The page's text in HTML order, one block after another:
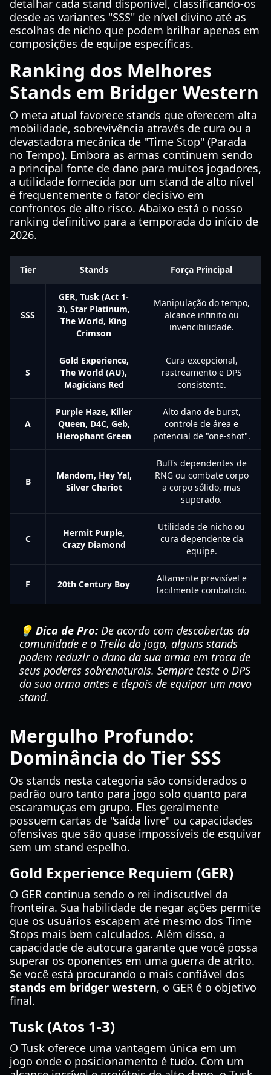
detalhar cada stand disponível, classificando-os
desde as variantes "SSS" de nível divino até as
escolhas de nicho que podem brilhar apenas em
composições de equipe específicas.
Ranking dos Melhores
Stands em Bridger Western
O meta atual favorece stands que oferecem alta
mobilidade, sobrevivência através de cura ou a
devastadora mecânica de "Time Stop" (Parada
no Tempo). Embora as armas continuem sendo
a principal fonte de dano para muitos jogadores,
a utilidade fornecida por um stand de alto nível
é frequentemente o fator decisivo em
confrontos de alto risco. Abaixo está o nosso
ranking definitivo para a temporada do início de
2026.
Tier Stands Força Principal
SSS
GER, Tusk (Act 1-
3), Star Platinum,
The World, King
Crimson
Manipulação do tempo,
alcance infinito ou
invencibilidade.
S
Gold Experience,
The World (AU),
Magicians Red
Cura excepcional,
rastreamento e DPS
consistente.
A
Purple Haze, Killer
Queen, D4C, Geb,
Hierophant Green
Alto dano de burst,
controle de área e
potencial de "one-shot".
B
Mandom, Hey Ya!,
Silver Chariot
Buffs dependentes de
RNG ou combate corpo
a corpo sólido, mas
superado.
C
Hermit Purple,
Crazy Diamond
Utilidade de nicho ou
cura dependente da
equipe.
F 20th Century Boy
Altamente previsível e
facilmente combatido.
💡 Dica de Pro: De acordo com descobertas da
comunidade e o Trello do jogo, alguns stands
podem reduzir o dano da sua arma em troca de
seus poderes sobrenaturais. Sempre teste o DPS
da sua arma antes e depois de equipar um novo
stand.
Mergulho Profundo:
Dominância do Tier SSS
Os stands nesta categoria são considerados o
padrão ouro tanto para jogo solo quanto para
escaramuças em grupo. Eles geralmente
possuem cartas de "saída livre" ou capacidades
ofensivas que são quase impossíveis de esquivar
sem um stand espelho.
Gold Experience Requiem (GER)
O GER continua sendo o rei indiscutível da
fronteira. Sua habilidade de negar ações permite
que os usuários escapem até mesmo dos Time
Stops mais bem calculados. Além disso, a
capacidade de autocura garante que você possa
superar os oponentes em uma guerra de atrito.
Se você está procurando o mais confiável dos
stands em bridger western, o GER é o objetivo
final.
Tusk (Atos 1-3)
O Tusk oferece uma vantagem única em um
jogo onde o posicionamento é tudo. Com um